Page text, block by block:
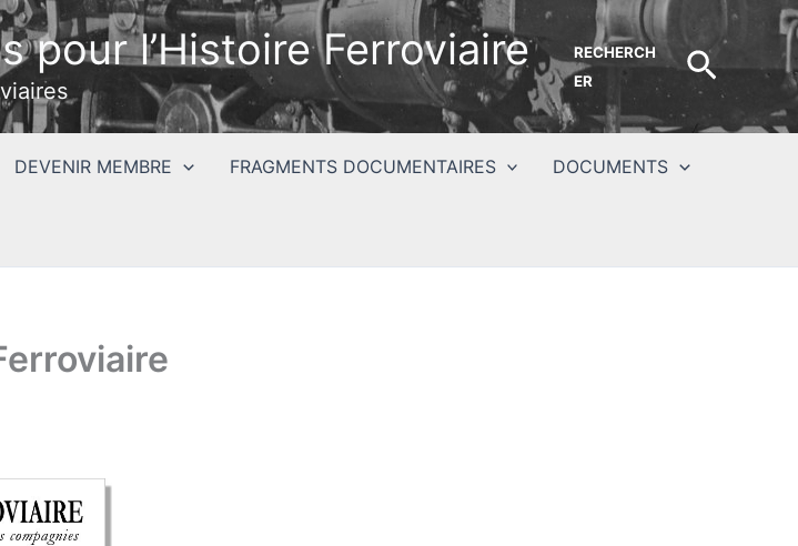
pour l’Histoire Ferroviaire
RECHERCH
ER
DEVENIR MEMBRE FRAGMENTS DOCUMENTAIRES DOCUMENTS